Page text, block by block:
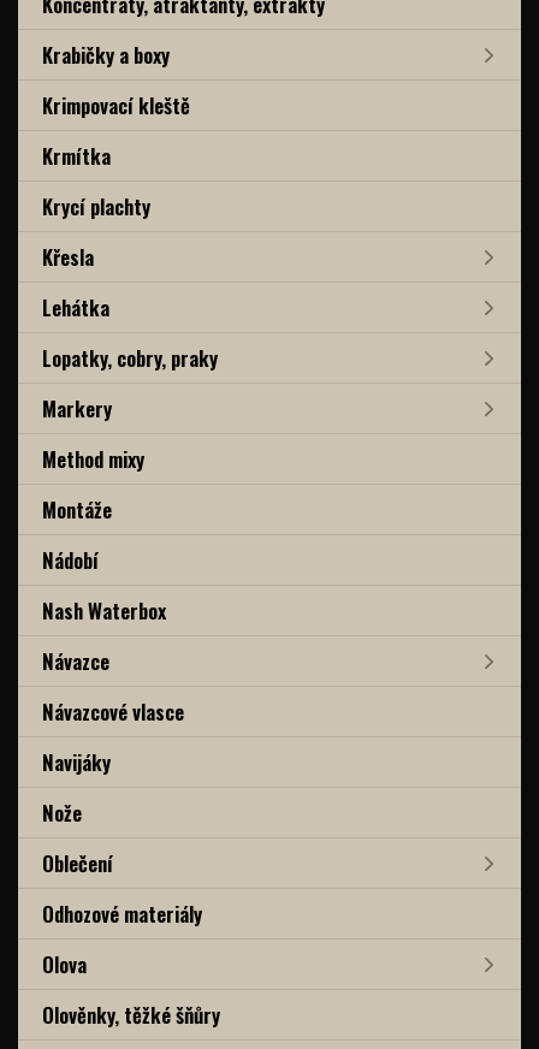
Krabičky a boxy
Krimpovací kleště
Krmítka
Krycí plachty
Křesla
Lehátka
Lopatky, cobry, praky
Markery
Method mixy
Montáže
Nádobí
Nash Waterbox
Návazce
Návazcové vlasce
Navijáky
Nože
Oblečení
Odhozové materiály
Olova
Olověnky, těžké šňůry